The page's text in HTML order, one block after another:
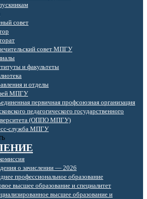
совет
совет МПГУ
и факультеты
и отделы
МПГУ
первичная профсоюзная организация
педагогического государственного
(ОППО МПГУ)
служба МПГУ
о зачислении — 2026
профессиональное образование
высшее образование и специалитет
высшее образование и